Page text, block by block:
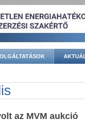
hely
az MVM aukció